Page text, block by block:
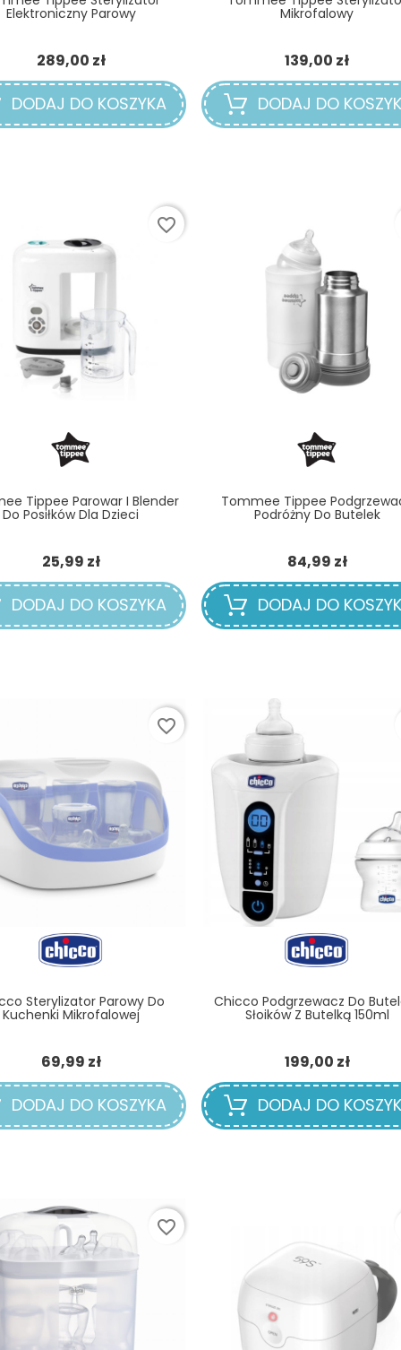
Elektroniczny Parowy
289,00 złCena
DODAJ DO KOSZYKA
Mikrofalowy
139,00 złCena
DODAJ DO
Tippee Parowar I Blender
Do Posiłków Dla Dzieci
25,99 złCena
DODAJ DO KOSZYKA
favorite_border
Tommee Tippee
Podróżny Do Butelek
84,99 złCena
DODAJ DO
Sterylizator Parowy Do
Kuchenki Mikrofalowej
69,99 złCena
DODAJ DO KOSZYKA
favorite_border
Chicco Podgrzewacz Do
Słoików Z Butelką 150ml
199,00 złCena
DODAJ DO
favorite_border